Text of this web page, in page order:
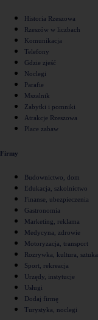
Historia Rzeszowa
Rzeszów w liczbach
Komunikacja
Telefony
Gdzie zjeść
Noclegi
Parafie
Mszalnik
Zabytki i pomniki
Atrakcje Rzeszowa
Place zabaw
Firmy
Budownictwo, dom
Edukacja, szkolnictwo
Finanse, ubezpieczenia
Gastronomia
Marketing, reklama
Medycyna, zdrowie
Motoryzacja, transport
Rozrywka, kultura, sztuka
Sport, rekreacja
Urzędy, instytucje
Usługi
Dodaj firmę
Turystyka, noclegi